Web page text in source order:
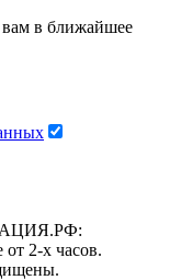
в ближайшее
2-х часов.